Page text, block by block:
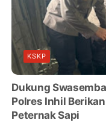
KSKP
Dukung
Polres Inhil
Peternak Sapi